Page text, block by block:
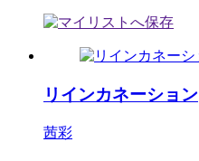
リインカネーション
茜彩